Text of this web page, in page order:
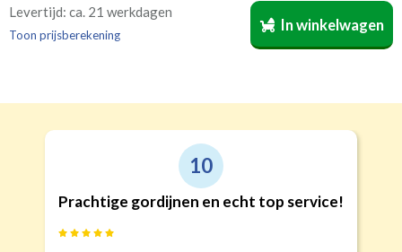
Op de dag Op of over het kozijn geplaatst gordijn.
Nee
voor welke kamer is bestemd. Wij vermelden dat dan op
(niet verplicht, maar wel handig).
Levertijd: ca. 21 werkdagen
Toon prijsberekening
In winkelwagen
10
Prachtige gordijnen en echt top service!